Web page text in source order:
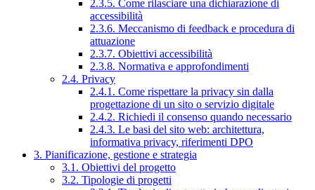
2.3.5. Come rilasciare una dichiarazione di
accessibilità
2.3.6. Meccanismo di feedback e procedura di
attuazione
2.3.7. Obiettivi accessibilità
2.3.8. Normativa e approfondimenti
2.4. Privacy
2.4.1. Come rispettare la privacy sin dalla
progettazione di un sito o servizio digitale
2.4.2. Richiedi il consenso quando necessario
2.4.3. Le basi del sito web: architettura,
informativa privacy, riferimenti DPO
3. Pianificazione, gestione e strategia
3.1. Obiettivi del progetto
3.2. Tipologie di progetti